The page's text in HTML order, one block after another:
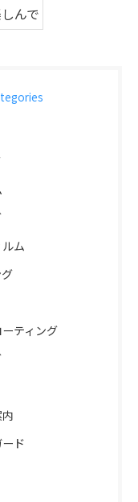
んで
ム
ティング
ド